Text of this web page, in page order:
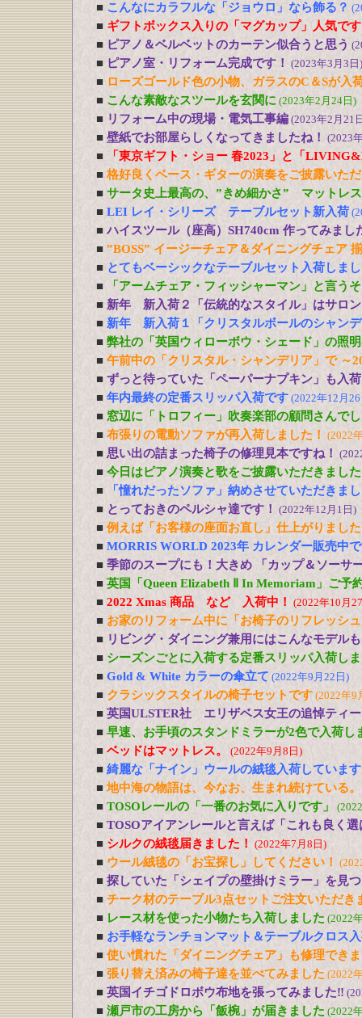
■ こんなにカラフルな「ジョウロ」なら飾る？
■ ギフトボックス入りの「マグカップ」人気で
■ ピアノ＆ベルベットのカーテン似合うと思う
■ ピアノ室・リフォーム完成です！ (2023年3月3日)
■ ローズゴールド色の小物、ガラスのC＆Sが入
■ こんな素敵なスツールを玄関に (2023年2月24日)
■ リフォーム中の現場・電気工事編 (2023年2月21
■ 壁紙でお部屋らしくなってきましたね！ (2023
■
「東京ギフト・ショー 春2023」と「
■ 格好良くベース・ギターの演奏をご披露いた
■ サータ史上最高の、”きめ細かさ” マットレ
■ LEI レイ・シリーズ テーブルセット新入荷
■ ハイスツール（座高）SH740cm 作ってみまし
■ ”BOSS” イージーチェア＆ダイニングチェア
■ とてもベーシックなテーブルセット入荷しま
■
「アームチェア・フィッシャーマン」と言う
■ 新年 新入荷２「伝統的なスタイル」はサロ
■ 新年 新入荷１「クリスタルボールのシャン
■ 弊社の「英国ウィローボウ・シェード」の照
■ 午前中の「クリスタル・シャンデリア」で ～
■ ずっと待っていた「ペーパーナプキン」も入
■ 年内最終の定番スリッパ入荷です (2022年12月
■ 窓辺に「トロフィー」吹奏楽部の顧問さんで
■ 布張りの電動ソファが再入荷しました！ (2022
■ 思い出の詰まった椅子の修理見本ですね！
■ 今日はピアノ演奏と歌をご披露いただきまし
■
「憧れだったソファ」納めさせていただきま
■ とっておきのペルシャ達です！ (2022年12月1日)
■ 例えば「お客様の座面お直し」仕上がりました
■ MORRIS WORLD 2023年 カレンダー販売中
■ 季節のスープにも！大きめ 「カップ＆ソーサ
■ 英国「Queen Elizabeth Ⅱ In Memoriam」ご予
■ 2022 Xmas 商品 など 入荷中！ (2022年10月
■ お家のリフォーム中に「お椅子のリフレッシ
■ リビング・ダイニング兼用にはこんなモデルも
■ シーズンごとに入荷する定番スリッパ入荷し
■ Gold & White カラーの傘立て (2022年9月22日)
■ クラシックスタイルの椅子セットです (2022年9
■ 英国ULSTER社 エリザベス女王の追悼ティ
■ 早速、お手頃のスタンドミラーが2色で入荷し
■ ベッドはマットレス。 (2022年9月8日)
■ 綺麗な「ナイン」ウールの絨毯入荷しています
■ 地中海の物語は、今なお、生まれ続けている
■ TOSOレールの「一番のお気に入りです」
■ TOSOアイアンレールと言えば「これも良く
■ シルクの絨毯届きました！ (2022年7月8日)
■ ウール絨毯の「お宝探し」してください！
■ 探していた「シェイプの壁掛けミラー」を見
■ チーク材のテーブル3点セットご注文いただき
■ レース材を使った小物たち入荷しました (2022
■ お手軽なランチョンマット＆テーブルクロス
■ 使い慣れた「ダイニングチェア」も修理でき
■ 張り替え済みの椅子達を並べてみました (2022
■ 英国イチゴドロボウ布地を張ってみました‼
■ 瀬戸市の工房から「飯椀」が届きました (2022